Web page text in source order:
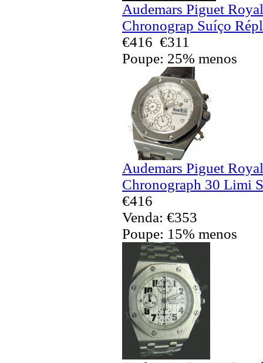
Audemars Piguet
Chronograp Suíço
€416 €311
Poupe: 25% menos
Audemars Piguet
Chronograph 30 Limi
€416
Venda: €353
Poupe: 15% menos